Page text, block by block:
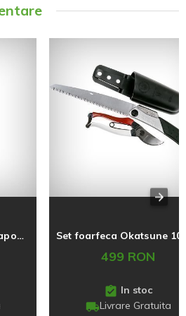
Foarfeca traditionala japoneza pentru bonsai Okatsune 206, fabricata in Japonia
499 RON
In stoc
Livrare Gratuita